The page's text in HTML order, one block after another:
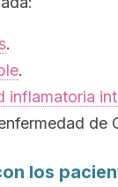
.
.
inflamatoria
de
los